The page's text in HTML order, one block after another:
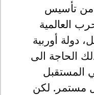
من تأسيس
العالمية
دولة أوربية
الحاجة الى
المستقبل
مستمر. لكن